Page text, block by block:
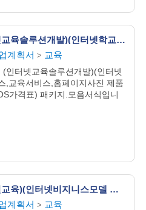
사업계획서 (인터넷교육솔루션개발)(인터넷학교-ICT교육지원서비스,교육서비스,홈페이지사진 제품구성및가격-홈페이지/IOS가격표)
계획서 > 교육
인터넷교육솔루션개발)(인터넷
,교육서비스,홈페이지사진 제품
가격표) 패키지.모음서식입니
사업계획서 (온라인교육)(인터넷비지니스모델 시장전망 해외온라인교육현황 주요교육사이트)
계획서 > 교육